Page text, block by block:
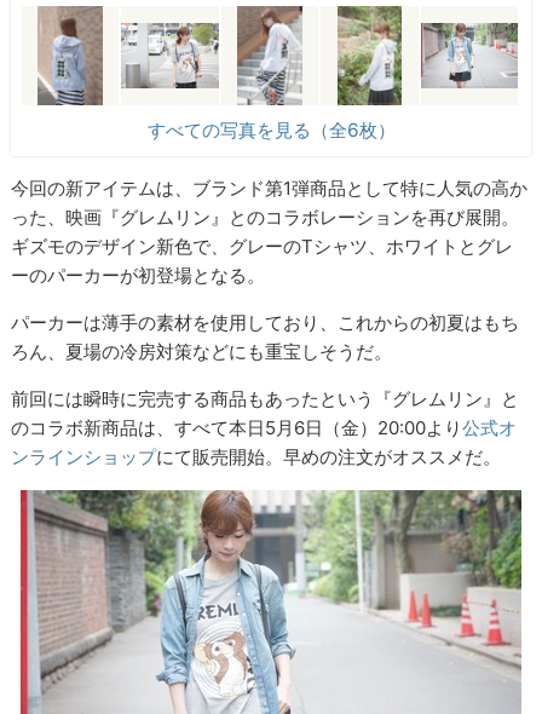
すべての写真を見る（全6枚）
今回の新アイテムは、ブランド第1弾商品として特に人気の高か
った、映画『グレムリン』とのコラボレーションを再び展開。
ギズモのデザイン新色で、グレーのTシャツ、ホワイトとグレ
ーのパーカーが初登場となる。
パーカーは薄手の素材を使用しており、これからの初夏はもち
ろん、夏場の冷房対策などにも重宝しそうだ。
前回には瞬時に完売する商品もあったという『グレムリン』と
のコラボ新商品は、すべて本日5月6日（金）20:00より公式オ
ンラインショップにて販売開始。早めの注文がオススメだ。